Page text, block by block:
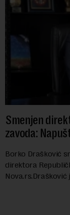
Smenjen
zavoda:
Borko Drašković
direktora
Nova.rs.Drašković